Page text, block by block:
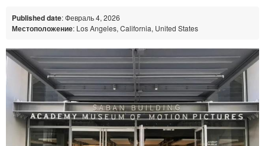
Published date: Февраль 4, 2026
Местоположение: Los Angeles, California, United States